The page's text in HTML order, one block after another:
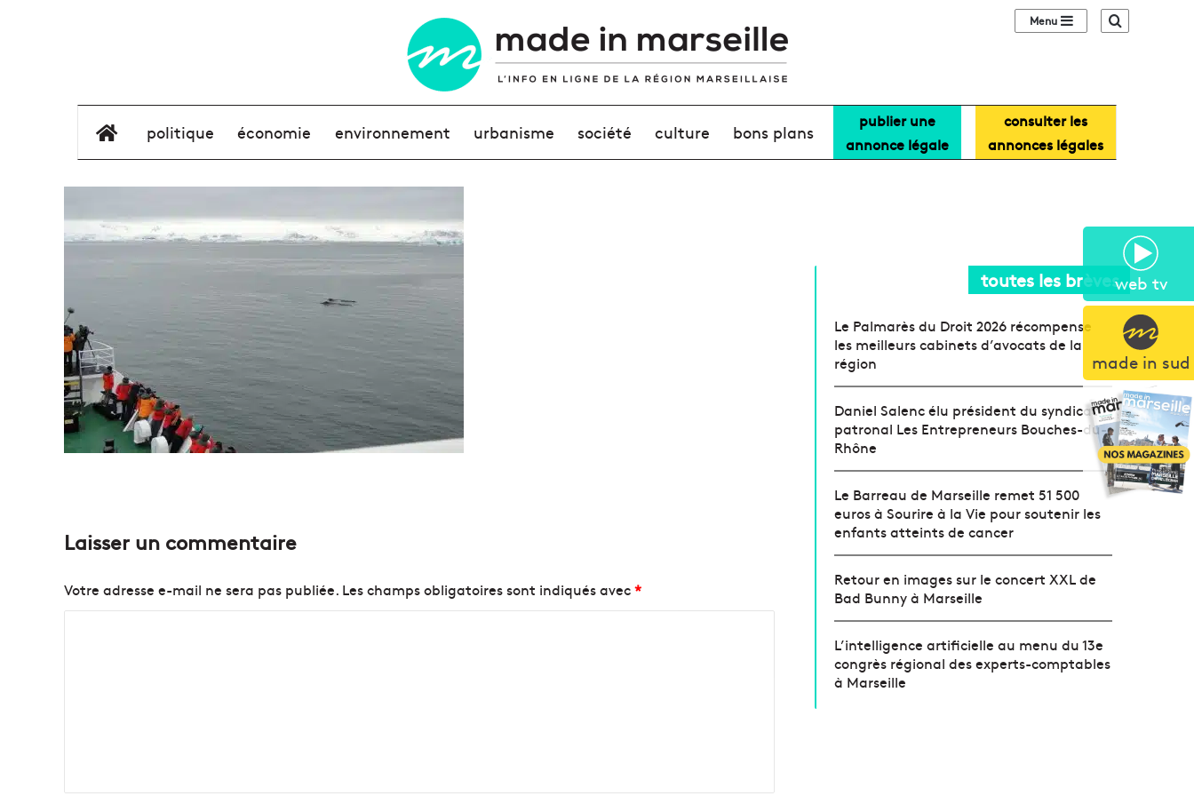
web tv
made in sud
Sidebar (barre
élément de menu
politique économie environnement urbanisme société culture bons plans
publier une
annonce légale
consulter les
annonces légales
Laisser un commentaire
Votre adresse e-mail ne sera pas publiée. Les champs obligatoires sont indiqués avec*
toutes les brèves
Le Palmarès du Droit 2026 récompense
les meilleurs cabinets d’avocats de la
région
Daniel Salenc élu président du syndicat
patronal Les Entrepreneurs Bouches-du-
Rhône
Le Barreau de Marseille remet 51 500
euros à Sourire à la Vie pour soutenir les
enfants atteints de cancer
Retour en images sur le concert XXL de
Bad Bunny à Marseille
L’intelligence artificielle au menu du 13e
congrès régional des experts-comptables
à Marseille